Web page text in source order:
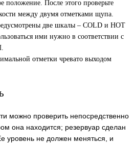
положение. После этого проверьте
между двумя отметками щупа.
две шкалы – COLD и HOT
ими нужно в соответствии с
отметки чревато выходом
можно проверить непосредственно
она находится; резервуар сделан
уровень не должен меняться, и